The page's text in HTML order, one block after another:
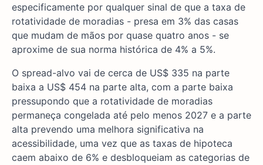
especificamente por qualquer sinal de que a taxa de
rotatividade de moradias - presa em 3% das casas
que mudam de mãos por quase quatro anos - se
aproxime de sua norma histórica de 4% a 5%.
O spread-alvo vai de cerca de US$ 335 na parte
baixa a US$ 454 na parte alta, com a parte baixa
pressupondo que a rotatividade de moradias
permaneça congelada até pelo menos 2027 e a parte
alta prevendo uma melhora significativa na
acessibilidade, uma vez que as taxas de hipoteca
caem abaixo de 6% e desbloqueiam as categorias de